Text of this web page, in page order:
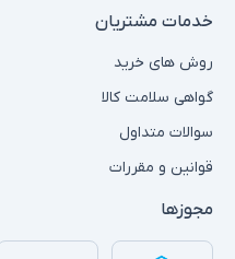
خدمات مشتریان
روش های خرید
گواهی سلامت کالا
سوالات متداول
قوانین و مقررات
مجوزها